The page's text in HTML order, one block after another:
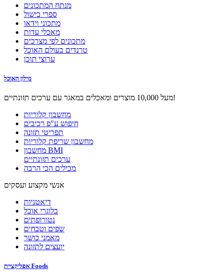
מנתח המתכונים
ספרי בישול
מתכוני וידאו
מאכלי עדות
מתכונים לפי מצרכים
טרנדים בעולם האוכל
ערוצי תוכן
מילון האוכל
מעל 10,000 מוצרים ומאכלים במאגר עם ערכים תזונתיים!
מחשבון קלוריות
חיפוש ע"פ רכיבים
תפריטי תזונה
מחשבון שריפת קלוריות
מחשבון BMI
ערכים תזונתיים
מכילים הכי הרבה
אנשי מקצוע ועסקים
דיאטניות
בלוגרי אוכל
נטורופתים
שפים וטבחים
מאמני כושר
יועצים לתזונה
אפליקציית Foods